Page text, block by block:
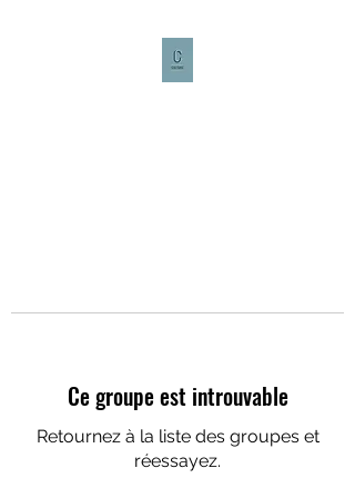
Ce groupe est introuvable
Retournez à la liste des groupes et
réessayez.